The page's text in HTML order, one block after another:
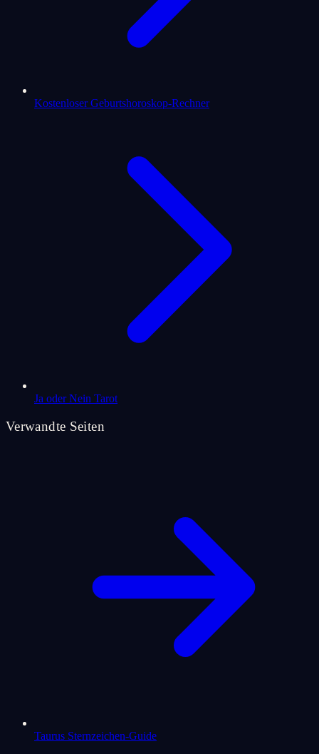
Kostenloser Geburtshoroskop-Rechner
Ja oder Nein Tarot
Verwandte Seiten
Taurus Sternzeichen-Guide